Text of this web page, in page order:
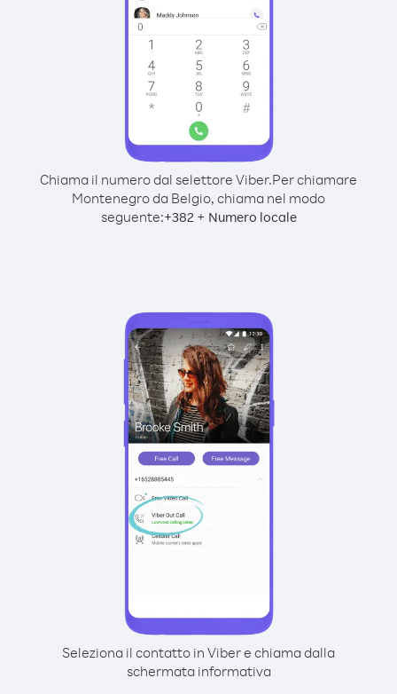
Chiama il numero dal selettore Viber.Per chiamare
Montenegro da Belgio, chiama nel modo
seguente:+382+ Numero locale
Seleziona il contatto in Viber e chiama dalla
schermata informativa